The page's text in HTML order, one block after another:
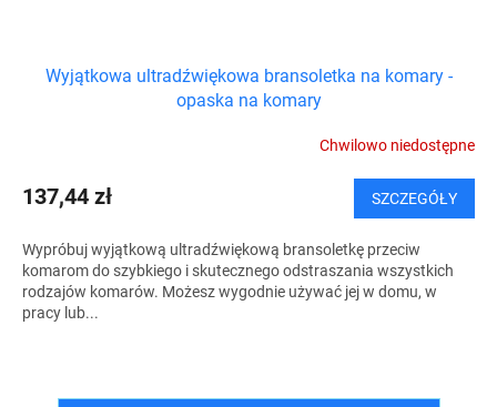
Wyjątkowa ultradźwiękowa bransoletka na komary -
opaska na komary
Chwilowo niedostępne
137,44 zł SZCZEGÓŁY
Wypróbuj wyjątkową ultradźwiękową bransoletkę przeciw
komarom do szybkiego i skutecznego odstraszania wszystkich
rodzajów komarów. Możesz wygodnie używać jej w domu, w
pracy lub...